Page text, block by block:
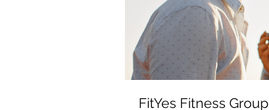
FitYes Fitness Group